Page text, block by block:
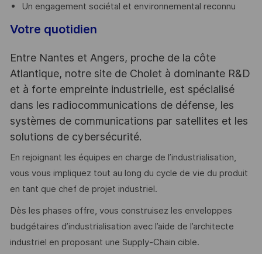
Un engagement sociétal et environnemental reconnu
Votre quotidien
Entre Nantes et Angers, proche de la côte
Atlantique, notre site de Cholet à dominante R&D
et à forte empreinte industrielle, est spécialisé
dans les radiocommunications de défense, les
systèmes de communications par satellites et les
solutions de cybersécurité.
En rejoignant les équipes en charge de l’industrialisation,
vous vous impliquez tout au long du cycle de vie du produit
en tant que chef de projet industriel.
Dès les phases offre, vous construisez les enveloppes
budgétaires d’industrialisation avec l’aide de l’architecte
industriel en proposant une Supply-Chain cible.